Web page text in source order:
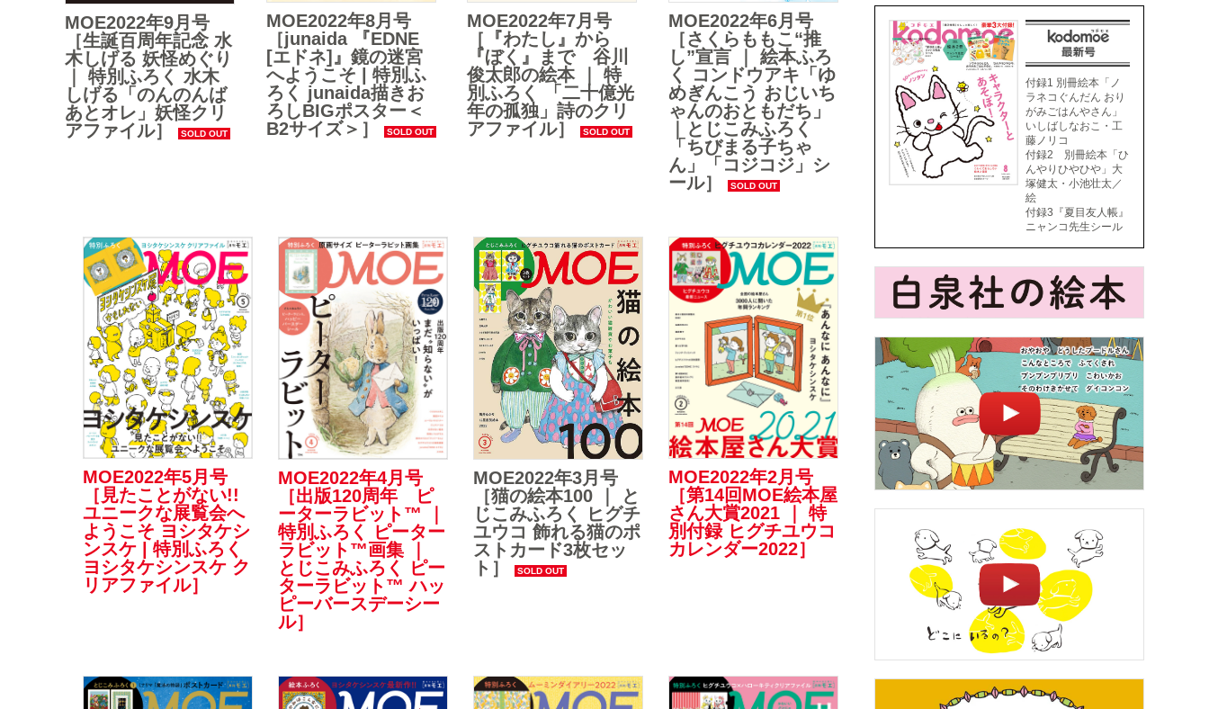
MOE2022年9月号
［生誕百周年記念 水
木しげる 妖怪めぐり
｜ 特別ふろく 水木
しげる「のんのんば
あとオレ」妖怪クリ
アファイル］
MOE2022年8月号
［junaida 『EDNE
[エドネ]』鏡の迷宮
へようこそ | 特別ふ
ろく junaida描きお
ろしBIGポスター＜
B2サイズ＞］
MOE2022年7月号
［『わたし』から
『ぼく』まで 谷川
俊太郎の絵本 ｜ 特
別ふろく 「二十億光
年の孤独」詩のクリ
アファイル］
MOE2022年6月号
［さくらももこ“推
し”宣言 ｜ 絵本ふろ
く コンドウアキ「ゆ
めぎんこう おじいち
ゃんのおともだち」
｜とじこみふろく
「ちびまる子ちゃ
ん」「コジコジ」シ
ール］
MOE2022年5月号
［見たことがない!!
ユニークな展覧会へ
ようこそ ヨシタケシ
ンスケ | 特別ふろく
ヨシタケシンスケ ク
リアファイル］
MOE2022年4月号
［出版120周年 ピ
ーターラビット™ ｜
特別ふろく ピーター
ラビット™画集 ｜
とじこみふろく ピー
ターラビット™ ハッ
ピーバースデーシー
ル］
MOE2022年3月号
［猫の絵本100 ｜ と
じこみふろく ヒグチ
ユウコ 飾れる猫のポ
ストカード3枚セッ
ト］
MOE2022年2月号
［第14回MOE絵本屋
さん大賞2021 ｜ 特
別付録 ヒグチユウコ
カレンダー2022］
付録1 別冊絵本「ノ
ラネコぐんだん おり
がみごはんやさん」
いしばしなおこ・工
藤ノリコ
付録2 別冊絵本「ひ
んやりひやひや」大
塚健太・小池壮太／
絵
付録3『夏目友人帳』
ニャンコ先生シール